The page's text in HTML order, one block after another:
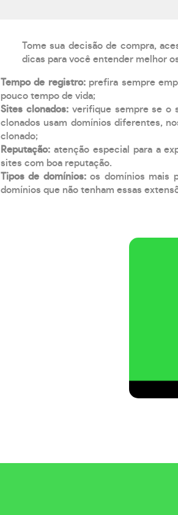
Tome sua decisão de compra,
dicas para você entender melhor
Tempo de registro: prefira sempre
pouco tempo de vida;
Sites clonados: verifique sempre se o
clonados usam domínios diferentes,
clonado;
Reputação: atenção especial para a
sites com boa reputação.
Tipos de domínios:os domínios mais
domínios que não tenham essas